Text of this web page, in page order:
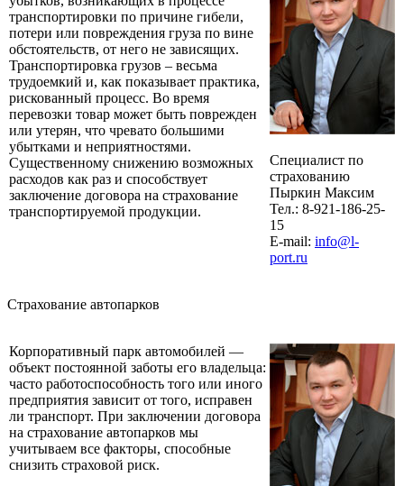
транспортировки по причине гибели,
потери или повреждения груза по вине
обстоятельств, от него не зависящих.
Транспортировка грузов – весьма
трудоемкий и, как показывает практика,
рискованный процесс. Во время
перевозки товар может быть поврежден
или утерян, что чревато большими
убытками и неприятностями.
Существенному снижению возможных
расходов как раз и способствует
заключение договора на страхование
транспортируемой продукции.
Специалист по
страхованию
Пыркин Максим
Тел.: 8-921-186-25-
15
E-mail: info@l-
port.ru
Страхование автопарков
Корпоративный парк автомобилей —
объект постоянной заботы его владельца:
часто работоспособность того или иного
предприятия зависит от того, исправен
ли транспорт. При заключении договора
на страхование автопарков мы
учитываем все факторы, способные
снизить страховой риск.